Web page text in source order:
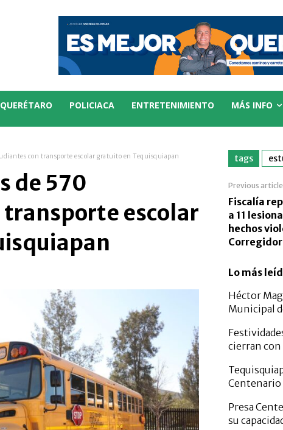
QUERÉTARO POLICIACA ENTRETENIMIENTO MÁS INFO
con transporte escolar gratuito en Tequisquiapan
de 570
escolar
tags
Previous article
Fiscalía
a 11
hechos
Lo más
Héctor
Municipal
cierran con
Centenario
Presa
su